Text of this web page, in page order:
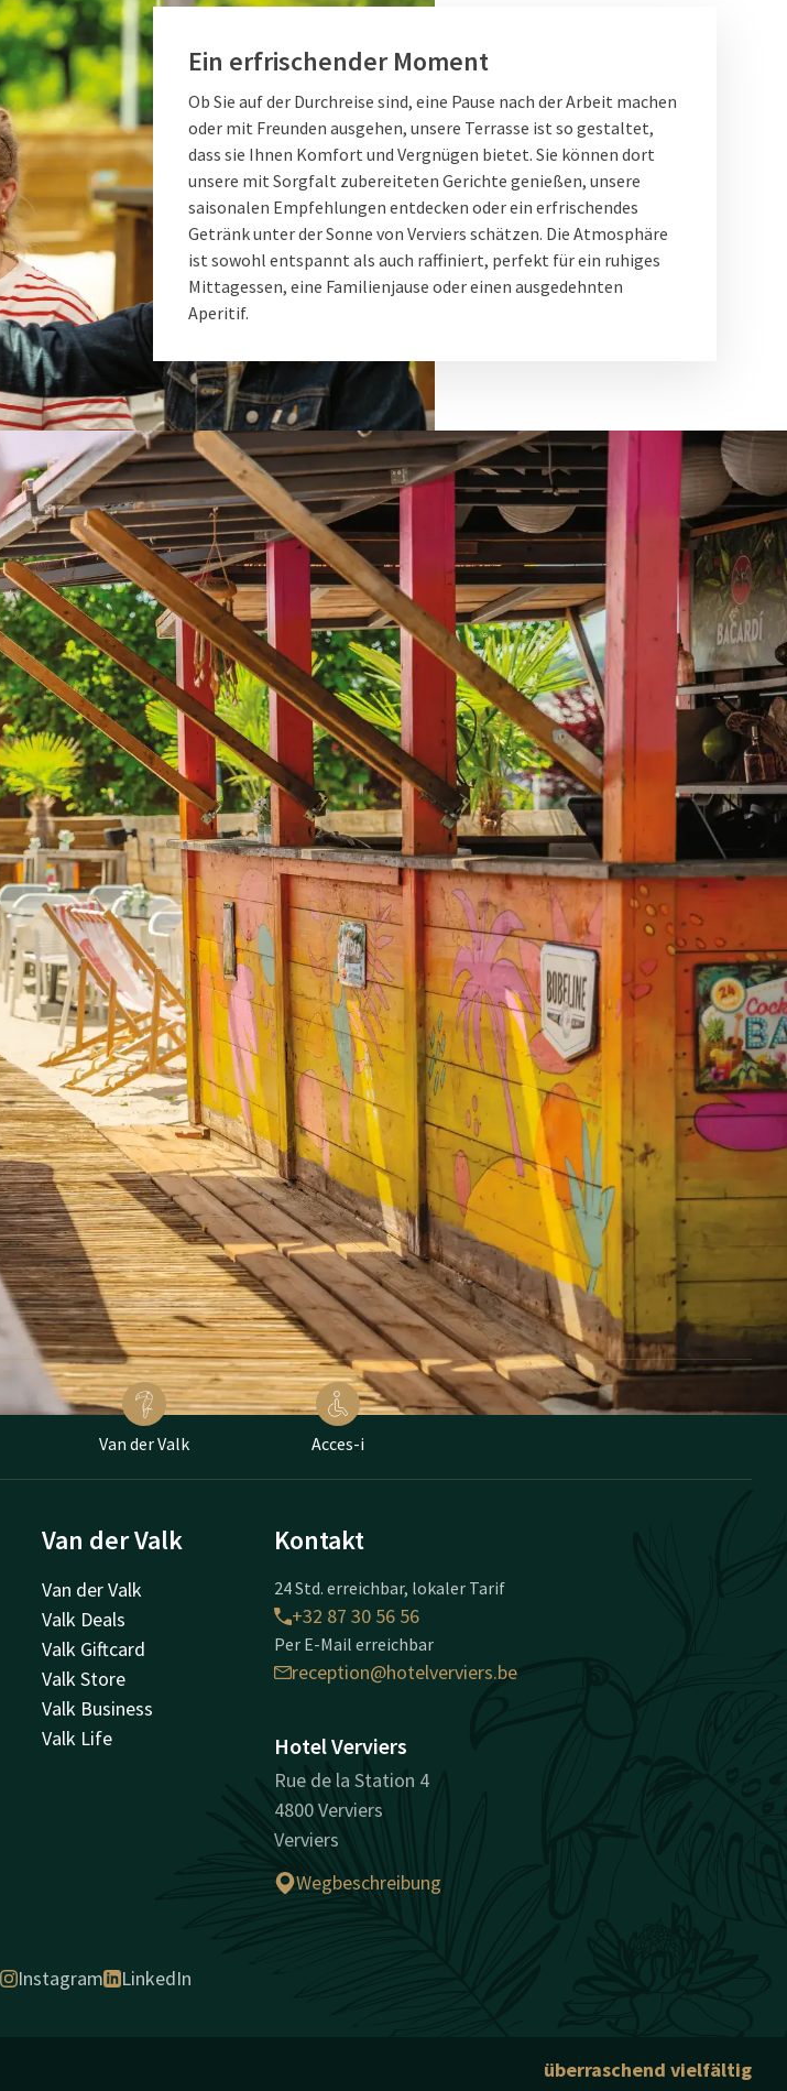
Ein erfrischender Moment
Ob Sie auf der Durchreise sind, eine Pause nach der Arbeit machen
oder mit Freunden ausgehen, unsere Terrasse ist so gestaltet,
dass sie Ihnen Komfort und Vergnügen bietet. Sie können dort
unsere mit Sorgfalt zubereiteten Gerichte genießen, unsere
saisonalen Empfehlungen entdecken oder ein erfrischendes
Getränk unter der Sonne von Verviers schätzen. Die Atmosphäre
ist sowohl entspannt als auch raffiniert, perfekt für ein ruhiges
Mittagessen, eine Familienjause oder einen ausgedehnten
Aperitif.
Van der Valk Acces-i
Van der Valk
Van der Valk
Valk Deals
Valk Giftcard
Valk Store
Valk Business
Valk Life
Kontakt
24 Std. erreichbar, lokaler Tarif
+32 87 30 56 56
Per E-Mail erreichbar
reception@hotelverviers.be
Hotel Verviers
Rue de la Station 4
4800 Verviers
Verviers
Wegbeschreibung
Instagram LinkedIn
überraschend vielfältig